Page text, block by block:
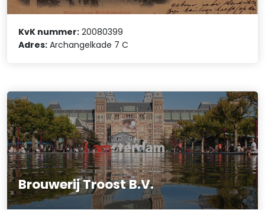
KvK nummer: 20080399
Adres: Archangelkade 7 C
Brouwerij Troost B.V.